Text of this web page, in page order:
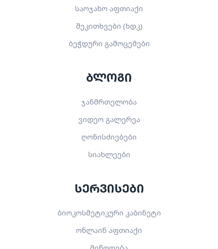
საოჯახო აფთიაქი
შეკითხვები (ხდკ)
ბეჭდური გამოცემები
ბლოგი
ჯანმრთელობა
ვიდეო გალერეა
ღონისძიებები
სიახლეები
სერვისები
ბიოკოსმეტიკური კაბინეტი
ონლაინ აფთიაქი